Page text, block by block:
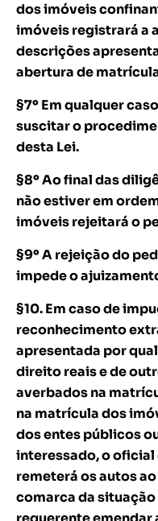
dos imóveis
imóveis registrará a
descrições
abertura de
§7º Em qualquer
suscitar o
desta Lei.
§8º Ao final das
não estiver em
imóveis rejeitará o
§9º A rejeição do
impede o
§10. Em caso de
reconhecimento
apresentada por
direito reais e de
averbados na
na matrícula dos
dos entes públicos
interessado, o
remeterá os autos
comarca da